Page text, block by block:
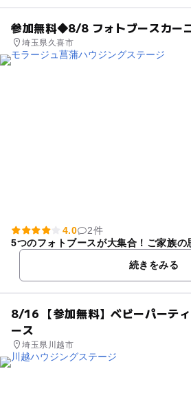
参加無料◆8/8 フォトブースカー
埼玉県久喜市
4.0
2件
5つのフォトブースが大集合！ご家族の
続きをみる
8/16 【参加無料】ベビーパーテ
ース
埼玉県川越市